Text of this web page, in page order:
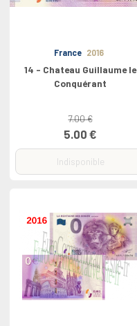
France 2016
14 - Chateau Guillaume le
Conquérant
7.00 €
5.00 €
Indisponible